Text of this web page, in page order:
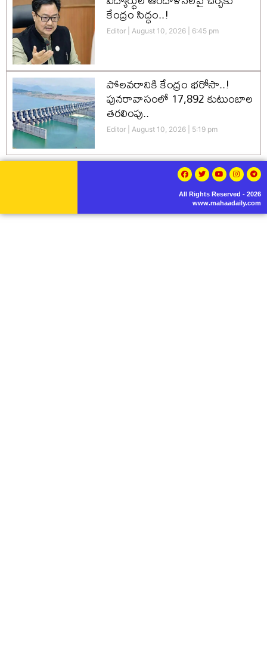
కేంద్రం సిద్ధం..!
Editor August 10, 2026 6:45 pm
పోలవరానికి కేంద్రం భరోసా..!
పునరావాసంలో 17,892 కుటుంబాల
తరలింపు..
Editor August 10, 2026 5:19 pm
All Rights Reserved - 2026
www.mahaadaily.com